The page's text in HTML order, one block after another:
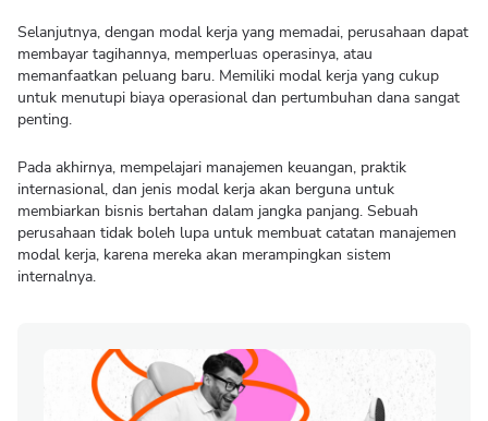
Selanjutnya, dengan modal kerja yang memadai, perusahaan dapat
membayar tagihannya, memperluas operasinya, atau
memanfaatkan peluang baru. Memiliki modal kerja yang cukup
untuk menutupi biaya operasional dan pertumbuhan dana sangat
penting.
Pada akhirnya, mempelajari manajemen keuangan, praktik
internasional, dan jenis modal kerja akan berguna untuk
membiarkan bisnis bertahan dalam jangka panjang. Sebuah
perusahaan tidak boleh lupa untuk membuat catatan manajemen
modal kerja, karena mereka akan merampingkan sistem
internalnya.